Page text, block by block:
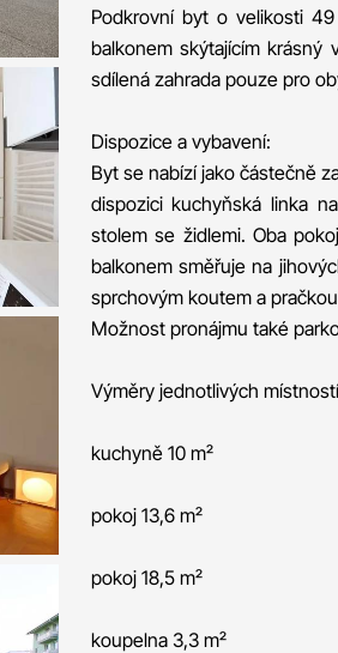
Podkrovní byt o velikosti
balkonem skýtajícím
sdílená zahrada pouze pro
Dispozice a vybavení:
Byt se nabízí jako částečně
dispozici kuchyňská linka
stolem se židlemi. Oba
balkonem směřuje na
sprchovým koutem a
Možnost pronájmu také
Výměry jednotlivých
kuchyně 10 m²
pokoj 13,6 m²
pokoj 18,5 m²
koupelna 3,3 m²